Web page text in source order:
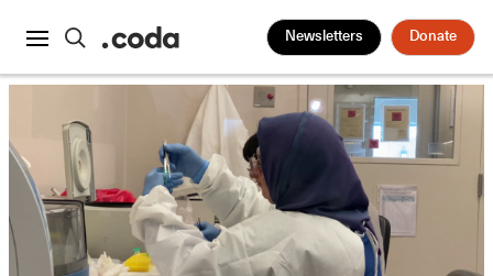
Newsletters Donate